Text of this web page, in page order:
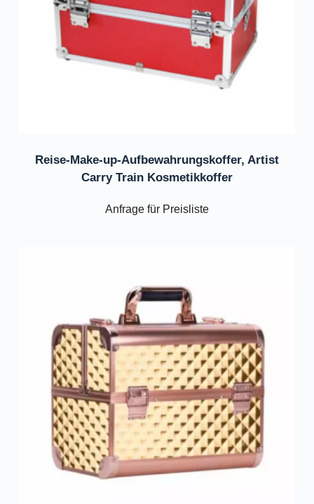
Reise-Make-up-Aufbewahrungskoffer, Artist
Carry Train Kosmetikkoffer
Anfrage für Preisliste